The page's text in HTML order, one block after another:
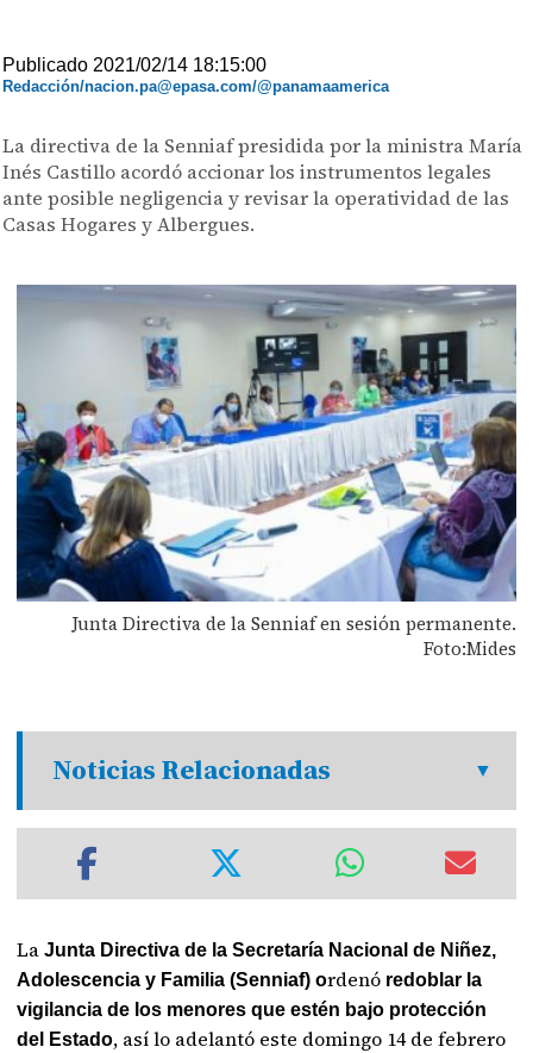
Publicado 2021/02/14 18:15:00
Redacción/nacion.pa@epasa.com/@panamaamerica
La directiva de la Senniaf presidida por la ministra María
Inés Castillo acordó accionar los instrumentos legales
ante posible negligencia y revisar la operatividad de las
Casas Hogares y Albergues.
Junta Directiva de la Senniaf en sesión permanente.
Foto:Mides
Noticias Relacionadas
La Junta Directiva de la Secretaría Nacional de Niñez,
Adolescencia y Familia (Senniaf) ordenó redoblar la
vigilancia de los menores que estén bajo protección
del Estado, así lo adelantó este domingo 14 de febrero